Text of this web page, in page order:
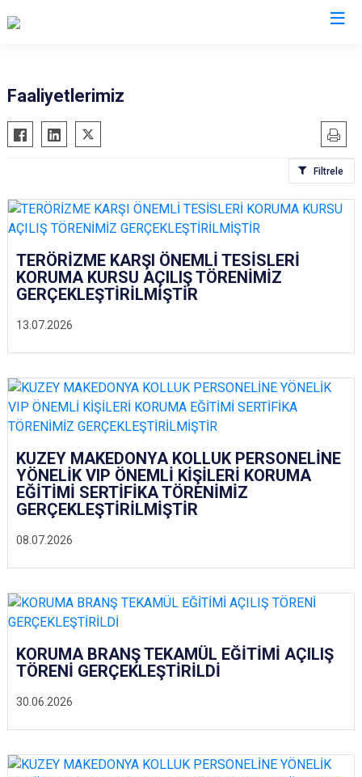
Faaliyetlerimiz
Filtrele
13.07.2026
TERÖRİZME KARŞI ÖNEMLİ TESİSLERİ
KORUMA KURSU AÇILIŞ TÖRENİMİZ
GERÇEKLEŞTİRİLMİŞTİR
08.07.2026
KUZEY MAKEDONYA KOLLUK PERSONELİNE
YÖNELİK VIP ÖNEMLİ KİŞİLERİ KORUMA
EĞİTİMİ SERTİFİKA TÖRENİMİZ
GERÇEKLEŞTİRİLMİŞTİR
30.06.2026
KORUMA BRANŞ TEKAMÜL EĞİTİMİ AÇILIŞ
TÖRENİ GERÇEKLEŞTİRİLDİ